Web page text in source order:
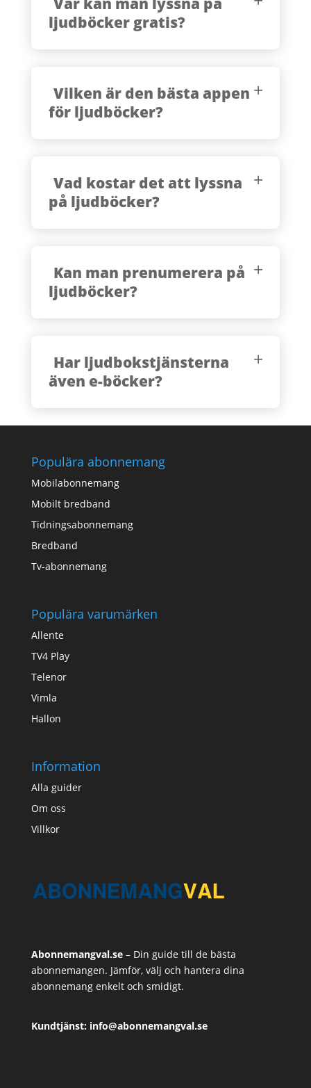
ljudböcker gratis?
Vilken är den bästa appen
för ljudböcker?
Vad kostar det att lyssna
på ljudböcker?
Kan man prenumerera på
ljudböcker?
Har ljudbokstjänsterna
även e-böcker?
Populära abonnemang
Mobilabonnemang
Mobilt bredband
Tidningsabonnemang
Bredband
Tv-abonnemang
Populära varumärken
Allente
TV4 Play
Telenor
Vimla
Hallon
Information
Alla guider
Om oss
Villkor
Abonnemangval.se– Din guide till de bästa
abonnemangen. Jämför, välj och hantera dina
abonnemang enkelt och smidigt.
Kundtjänst: info@abonnemangval.se